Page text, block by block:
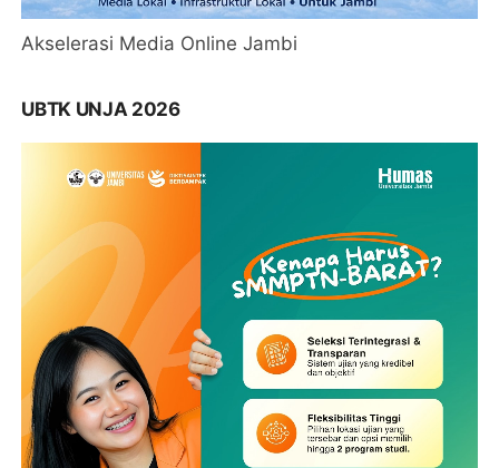
Akselerasi Media Online Jambi
UBTK UNJA 2026